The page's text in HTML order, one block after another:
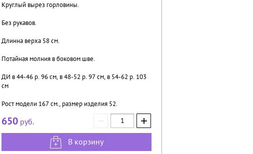
Круглый вырез горловины.
Без рукавов.
Длинна верха 58 см.
Потайная молния в боковом шве.
ДИ в 44-46 р. 96 см, в 48-52 р. 97 см, в 54-62 р. 103
см
Рост модели 167 см., размер изделия 52.
650 руб. +
В корзину